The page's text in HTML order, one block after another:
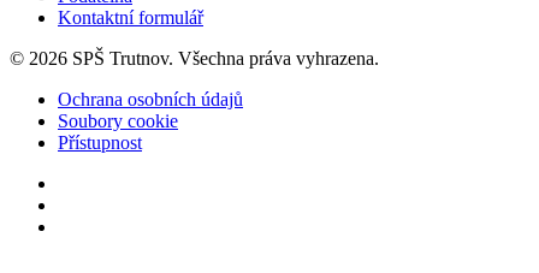
Kontaktní formulář
© 2026 SPŠ Trutnov. Všechna práva vyhrazena.
Ochrana osobních údajů
Soubory cookie
Přístupnost